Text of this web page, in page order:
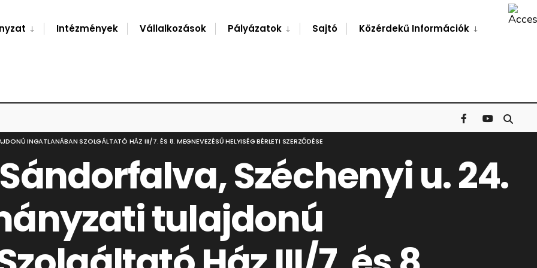
Intézmények Vállalkozások Pályázatok Sajtó Közérdekű Információk
INGATLANÁBAN SZOLGÁLTATÓ HÁZ III/7. ÉS 8. MEGNEVEZÉSŰ HELYISÉG BÉRLETI SZERZŐDÉSE
Széchenyi u. 24.
tulajdonú
Window